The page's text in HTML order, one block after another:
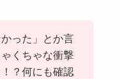
かった」とか言
くちゃな衝撃
？何にも確認